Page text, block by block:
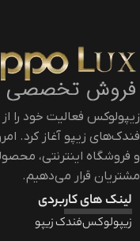
فندک‌های زیپو آغاز کرد.
و فروشگاه اینترنتی،
مشتریان قرار می‌دهیم.
لینک های کاربردی
زیپولوکسفندک زیپو